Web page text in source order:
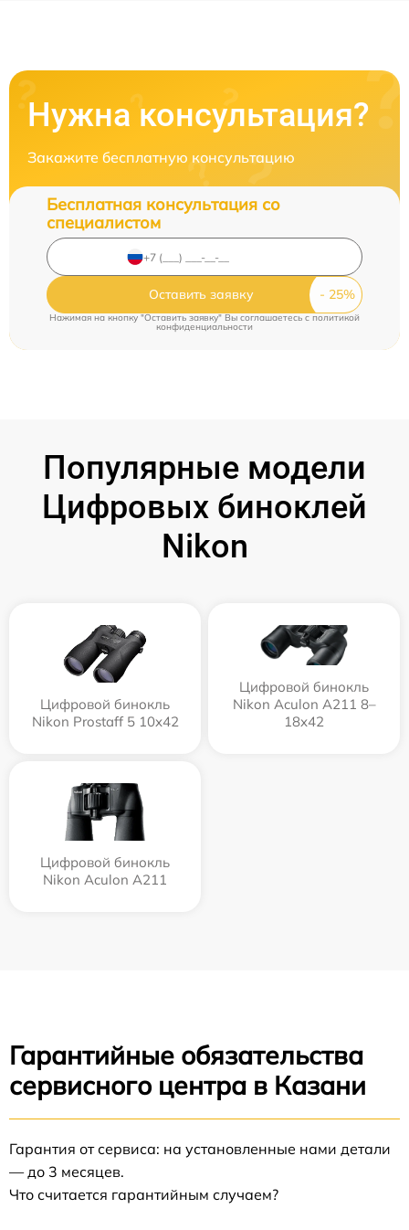
Нужна консультация?
Закажите бесплатную консультацию
Бесплатная консультация со
специалистом
Оставить заявку
Нажимая на кнопку "Оставить заявку" Вы соглашаетесь c политикой
конфиденциальности
Популярные модели
Цифровых биноклей
Nikon
Цифровой бинокль
Nikon Prostaff 5 10x42
Цифровой бинокль
Nikon Aculon A211 8–
18x42
Цифровой бинокль
Nikon Aculon A211
Гарантийные обязательства
сервисного центра в Казани
Гарантия от сервиса: на установленные нами детали
— до 3 месяцев.
Что считается гарантийным случаем?